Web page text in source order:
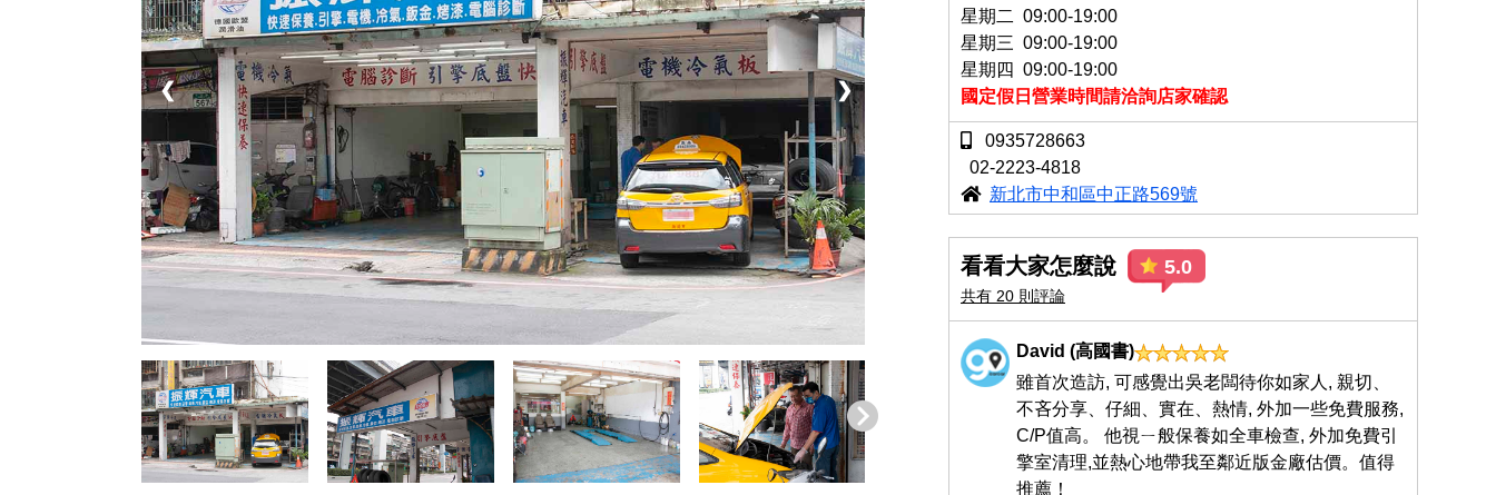
❮ ❯
星期二 09:00-19:00
星期三 09:00-19:00
星期四 09:00-19:00
國定假日營業時間請洽詢店家確認
0935728663
02-2223-4818
新北市中和區中正路569號
看看大家怎麼說
共有 20 則評論
5.0
David (高國書)
雖首次造訪, 可感覺出吳老闆待你如家人, 親切、
不吝分享、仔細、實在、熱情, 外加一些免費服務,
C/P值高。 他視ㄧ般保養如全車檢查, 外加免費引
擎室清理,並熱心地帶我至鄰近版金廠估價。值得
推薦！